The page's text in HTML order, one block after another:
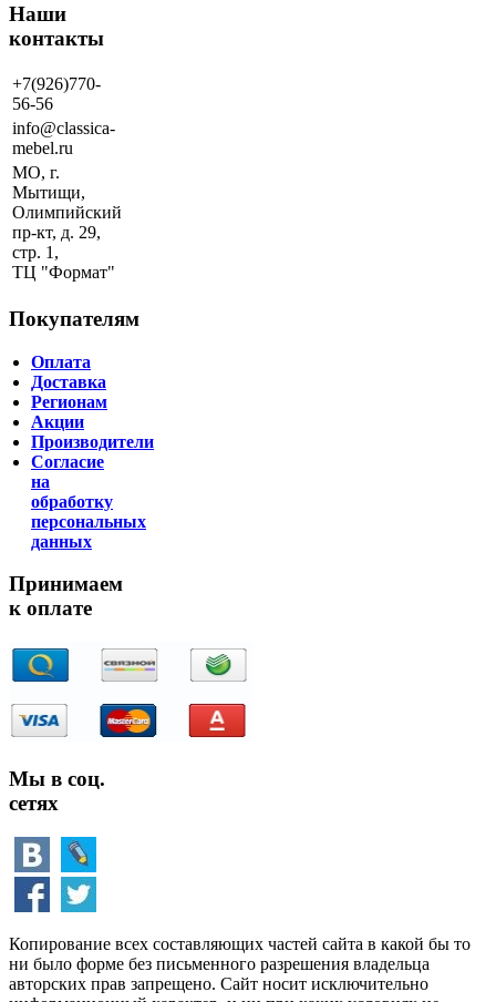
Наши
контакты
+7(926)770-
56-56
info@classica-
mebel.ru
МО, г.
Мытищи,
Олимпийский
пр-кт, д. 29,
стр. 1,
ТЦ "Формат"
Покупателям
Оплата
Доставка
Регионам
Акции
Производители
Согласие
на
обработку
персональных
данных
Принимаем
к оплате
Мы в соц.
сетях
Копирование всех составляющих частей сайта в какой бы то
ни было форме без письменного разрешения владельца
авторских прав запрещено. Сайт носит исключительно